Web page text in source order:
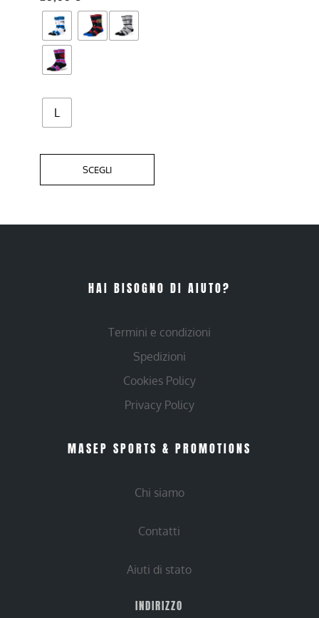
L
SCEGLI
essere
scelte
nella
pagina
prodotto
HAI BISOGNO DI AIUTO?
Termini e condizioni
Spedizioni
Cookies Policy
Privacy Policy
MASEP SPORTS & PROMOTIONS
Chi siamo
Contatti
Aiuti di stato
INDIRIZZO